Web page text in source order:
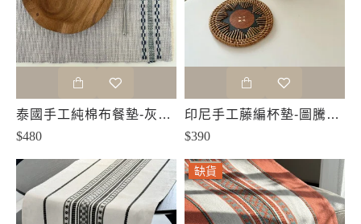
泰國手工純棉布餐墊-灰藍色
$480
印尼手工藤編杯墊-圖騰太陽
$390
缺貨
缺貨